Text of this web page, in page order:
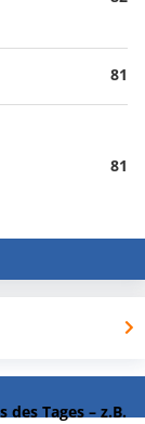
81
81
des Tages – z.B.